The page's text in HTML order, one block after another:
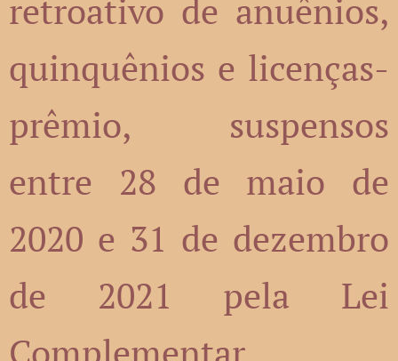
retroativo de anuênios,
quinquênios e licenças-
prêmio, suspensos
entre 28 de maio de
2020 e 31 de dezembro
de 2021 pela Lei